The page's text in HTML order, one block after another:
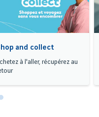
and collect
à l'aller, récupérez au